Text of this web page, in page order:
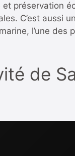
préservation
C’est aussi
l’une des
de